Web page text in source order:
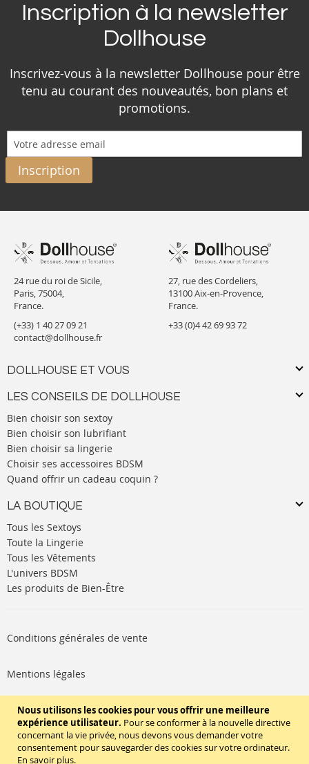
Nous utilisons les cookies pour vous offrir une meilleure
expérience utilisateur. Pour se conformer à la nouvelle directive
concernant la vie privée, nous devons vous demander votre
consentement pour sauvegarder des cookies sur votre ordinateur.
En savoir plus.
Inscription à la newsletter
Dollhouse
Inscrivez-vous à la newsletter Dollhouse pour être
tenu au courant des nouveautés, bon plans et
promotions.
Inscription
24 rue du roi de Sicile,
Paris, 75004,
France.
(+33) 1 40 27 09 21
contact@dollhouse.fr
DOLLHOUSE ET VOUS
LES CONSEILS DE DOLLHOUSE
Bien choisir son sextoy
Bien choisir son lubrifiant
Bien choisir sa lingerie
Choisir ses accessoires BDSM
Quand offrir un cadeau coquin ?
LA BOUTIQUE
Tous les Sextoys
Toute la Lingerie
Tous les Vêtements
L'univers BDSM
Les produits de Bien-Être
27, rue des Cordeliers,
13100 Aix-en-Provence,
France.
+33 (0)4 42 69 93 72
Conditions générales de vente
Mentions légales
Politique de cookies
SUIVEZ-NOUS